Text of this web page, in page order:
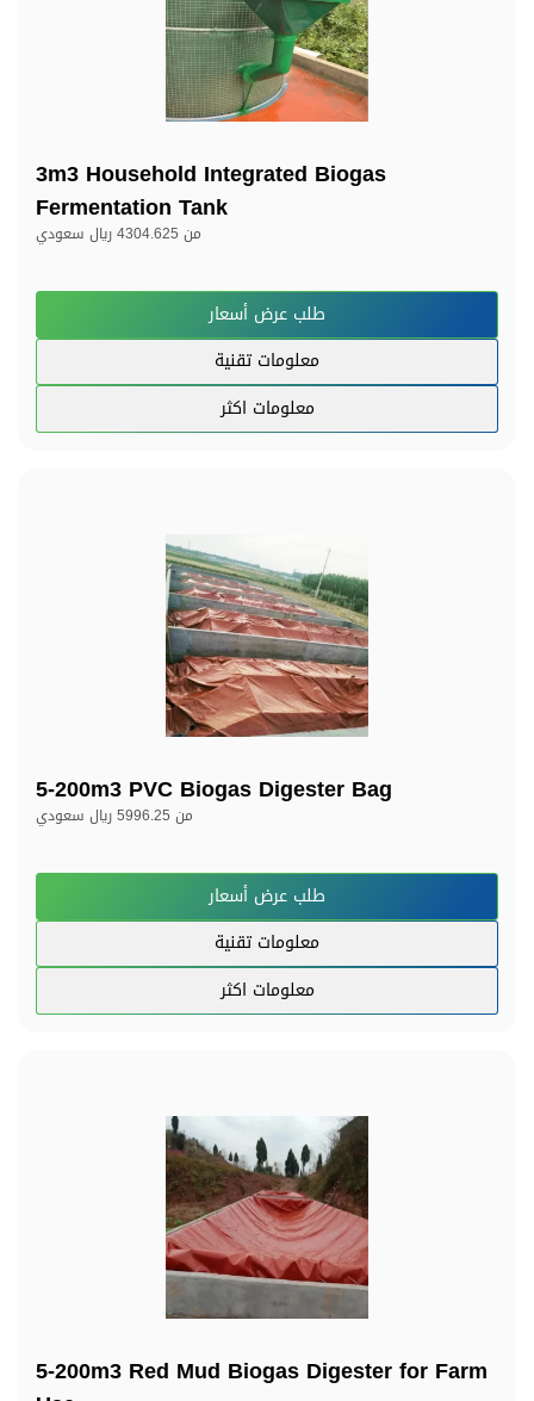
3m3 Household Integrated Biogas
Fermentation Tank
من 4304.625 ريال سعودي
طلب عرض أسعار
معلومات تقنية
معلومات اكثر
5-200m3 PVC Biogas Digester Bag
من 5996.25 ريال سعودي
طلب عرض أسعار
معلومات تقنية
معلومات اكثر
5-200m3 Red Mud Biogas Digester for Farm